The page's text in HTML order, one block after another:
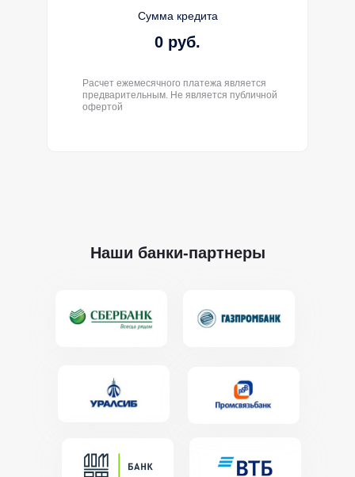
Расчет ежемесячного платежа является
предварительным. Не является публичной
офертой
0 руб.
Сумма кредита
Наши банки-партнеры